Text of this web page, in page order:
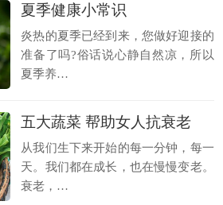
夏季健康小常识
炎热的夏季已经到来，您做好迎接的
准备了吗?俗话说心静自然凉，所以
夏季养…
五大蔬菜 帮助女人抗衰老
从我们生下来开始的每一分钟，每一
天。我们都在成长，也在慢慢变老。
衰老，…